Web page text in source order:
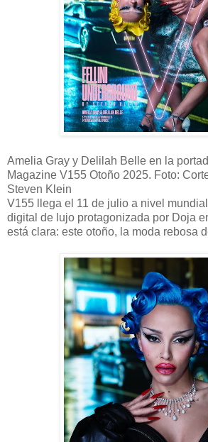
Amelia Gray y Delilah Belle en la
Magazine V155 Otoño 2025. Foto:
Steven Klein
V155 llega el 11 de julio a nivel
digital de lujo protagonizada por Doja
está clara: este otoño, la moda rebosa